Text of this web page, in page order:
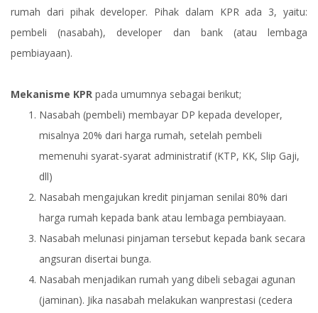
rumah dari pihak developer. Pihak dalam KPR ada 3, yaitu:
pembeli (nasabah), developer dan bank (atau lembaga
pembiayaan).
Mekanisme KPR pada umumnya sebagai berikut;
Nasabah (pembeli) membayar DP kepada developer,
misalnya 20% dari harga rumah, setelah pembeli
memenuhi syarat-syarat administratif (KTP, KK, Slip Gaji,
dll)
Nasabah mengajukan kredit pinjaman senilai 80% dari
harga rumah kepada bank atau lembaga pembiayaan.
Nasabah melunasi pinjaman tersebut kepada bank secara
angsuran disertai bunga.
Nasabah menjadikan rumah yang dibeli sebagai agunan
(jaminan). Jika nasabah melakukan wanprestasi (cedera